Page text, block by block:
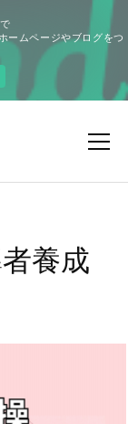
ームページやブログをつ
養成